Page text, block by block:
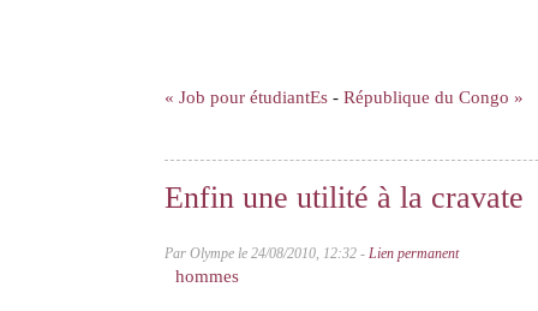
« Job pour étudiantEs - République du Congo »
Enfin une utilité à la cravate
Par Olympe le 24/08/2010, 12:32 -Lien permanent
hommes